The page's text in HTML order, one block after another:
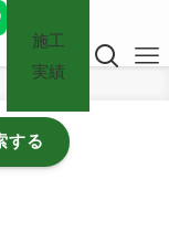
施工
実績
する